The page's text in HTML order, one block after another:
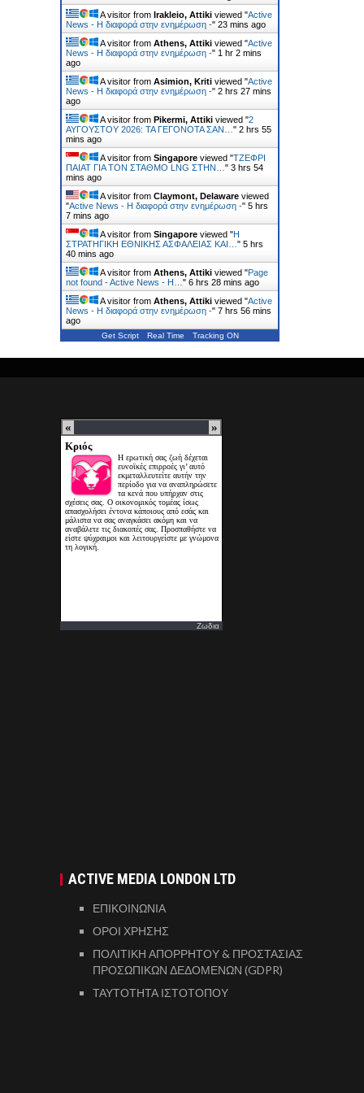
A visitor from Irakleio, Attiki viewed "Active
News - Η διαφορά στην ενημέρωση -" 23 mins ago
A visitor from Athens, Attiki viewed "Active
News - Η διαφορά στην ενημέρωση -" 1 hr 2 mins
ago
A visitor from Asimion, Kriti viewed "Active
News - Η διαφορά στην ενημέρωση -" 2 hrs 27 mins
ago
A visitor from Pikermi, Attiki viewed "2
ΑΥΓΟΥΣΤΟΥ 2026: ΤΑ ΓΕΓΟΝΟΤΑ ΣΑΝ… " 2 hrs 55
mins ago
A visitor from Singapore viewed "ΤΖΕΦΡΙ
ΠΑΙΑΤ ΓΙΑ ΤΟΝ ΣΤΑΘΜΟ LNG ΣΤΗΝ… " 3 hrs 54
mins ago
A visitor from Claymont, Delaware viewed
"Active News - Η διαφορά στην ενημέρωση -" 5 hrs
7 mins ago
A visitor from Singapore viewed "Η
ΣΤΡΑΤΗΓΙΚΗ ΕΘΝΙΚΗΣ ΑΣΦΑΛΕΙΑΣ ΚΑΙ… " 5 hrs
40 mins ago
A visitor from Athens, Attiki viewed "Page
not found - Active News - Η… " 6 hrs 28 mins ago
A visitor from Athens, Attiki viewed "Active
News - Η διαφορά στην ενημέρωση -" 7 hrs 56 mins
ago
Get Script Real Time Tracking ON
Ζωδια
ACTIVE MEDIA LONDON LTD
ΕΠΙΚΟΙΝΩΝΙΑ
ΟΡΟΙ ΧΡΗΣΗΣ
ΠΟΛΙΤΙΚΗ ΑΠΟΡΡΗΤΟΥ & ΠΡΟΣΤΑΣΙΑΣ
ΠΡΟΣΩΠΙΚΩΝ ΔΕΔΟΜΕΝΩΝ (GDPR)
ΤΑΥΤΟΤΗΤΑ ΙΣΤΟΤΟΠΟΥ